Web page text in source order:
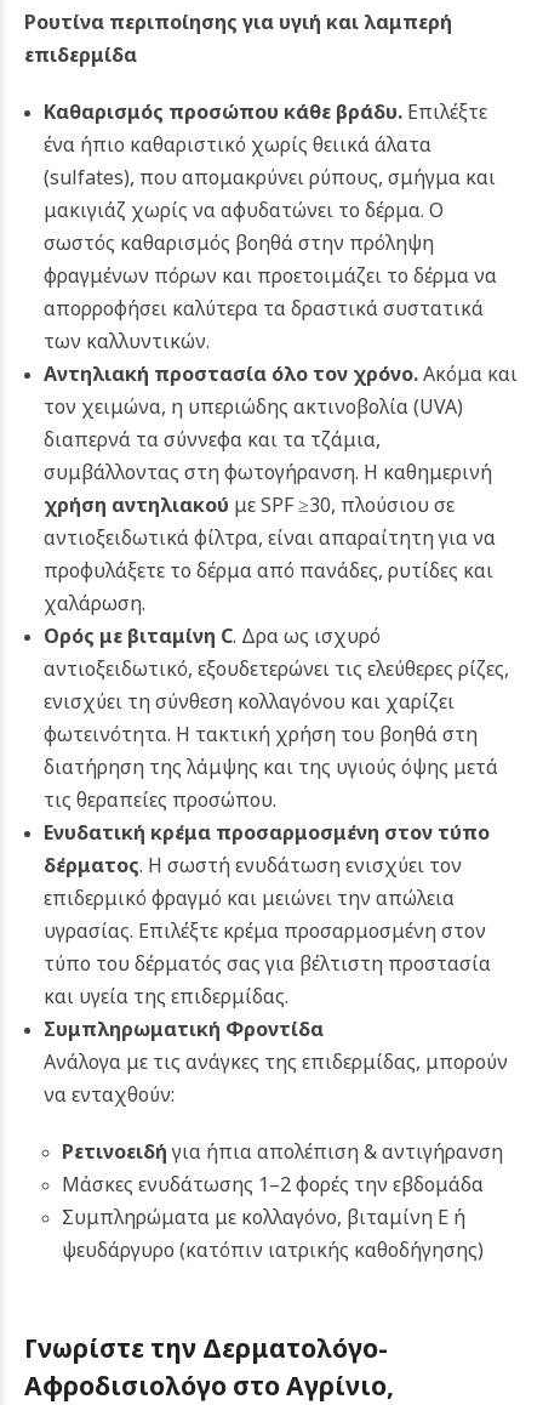
Ρουτίνα περιποίησης για υγιή και λαμπερή
επιδερμίδα
Καθαρισμός προσώπου κάθε βράδυ. Επιλέξτε
ένα ήπιο καθαριστικό χωρίς θειικά άλατα
(sulfates), που απομακρύνει ρύπους, σμήγμα και
μακιγιάζ χωρίς να αφυδατώνει το δέρμα. Ο
σωστός καθαρισμός βοηθά στην πρόληψη
φραγμένων πόρων και προετοιμάζει το δέρμα να
απορροφήσει καλύτερα τα δραστικά συστατικά
των καλλυντικών.
Αντηλιακή προστασία όλο τον χρόνο.Ακόμα και
τον χειμώνα, η υπεριώδης ακτινοβολία (UVA)
διαπερνά τα σύννεφα και τα τζάμια,
συμβάλλοντας στη φωτογήρανση. Η καθημερινή
χρήση αντηλιακού με SPF ≥30, πλούσιου σε
αντιοξειδωτικά φίλτρα, είναι απαραίτητη για να
προφυλάξετε το δέρμα από πανάδες, ρυτίδες και
χαλάρωση.
Ορός με βιταμίνη C. Δρα ως ισχυρό
αντιοξειδωτικό, εξουδετερώνει τις ελεύθερες ρίζες,
ενισχύει τη σύνθεση κολλαγόνου και χαρίζει
φωτεινότητα. Η τακτική χρήση του βοηθά στη
διατήρηση της λάμψης και της υγιούς όψης μετά
τις θεραπείες προσώπου.
Ενυδατική κρέμα προσαρμοσμένη στον τύπο
δέρματος. Η σωστή ενυδάτωση ενισχύει τον
επιδερμικό φραγμό και μειώνει την απώλεια
υγρασίας. Επιλέξτε κρέμα προσαρμοσμένη στον
τύπο του δέρματός σας για βέλτιστη προστασία
και υγεία της επιδερμίδας.
Συμπληρωματική Φροντίδα
Ανάλογα με τις ανάγκες της επιδερμίδας, μπορούν
να ενταχθούν:
Ρετινοειδήγια ήπια απολέπιση & αντιγήρανση
Μάσκες ενυδάτωσης 1–2 φορές την εβδομάδα
Συμπληρώματα με κολλαγόνο, βιταμίνη Ε ή
ψευδάργυρο (κατόπιν ιατρικής καθοδήγησης)
Γνωρίστε την Δερματολόγο-
Αφροδισιολόγο στο Αγρίνιο,